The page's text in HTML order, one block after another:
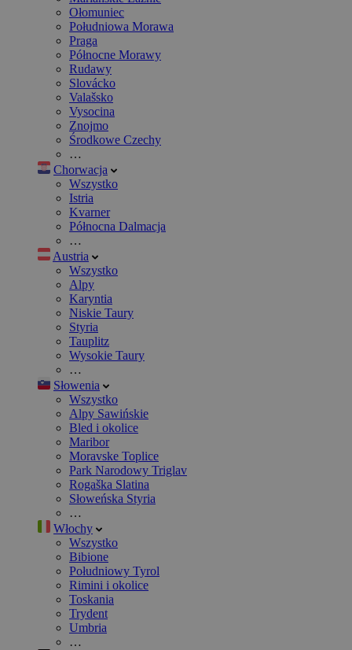
Ołomuniec
Południowa Morawa
Praga
Północne Morawy
Rudawy
Slovácko
Valašsko
Vysocina
Znojmo
Środkowe Czechy
…
Chorwacja
Wszystko
Istria
Kvarner
Północna Dalmacja
…
Austria
Wszystko
Alpy
Karyntia
Niskie Taury
Styria
Tauplitz
Wysokie Taury
…
Słowenia
Wszystko
Alpy Sawińskie
Bled i okolice
Maribor
Moravske Toplice
Park Narodowy Triglav
Rogaška Slatina
Słoweńska Styria
…
Włochy
Wszystko
Bibione
Południowy Tyrol
Rimini i okolice
Toskania
Trydent
Umbria
…